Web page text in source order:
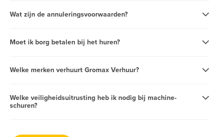
Wat zijn de annuleringsvoorwaarden?
Moet ik borg betalen bij het huren?
Welke merken verhuurt Gromax Verhuur?
Welke veiligheidsuitrusting heb ik nodig bij machine-
schuren?